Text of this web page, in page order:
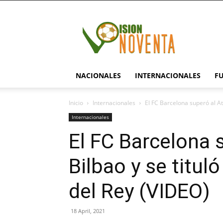
NACIONALES INTERNACIONALES
Inicio Internacionales El FC Barcelona superó al
Internacionales
El FC
Bilbao y se
del Rey (VIDEO)
18 April, 2021